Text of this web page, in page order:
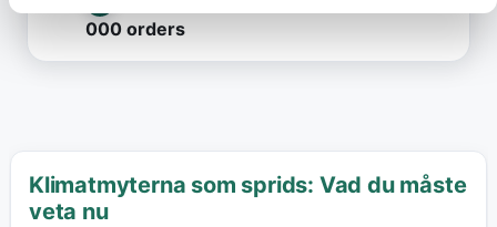
000 orders
Klimatmyterna som sprids: Vad du måste
veta nu